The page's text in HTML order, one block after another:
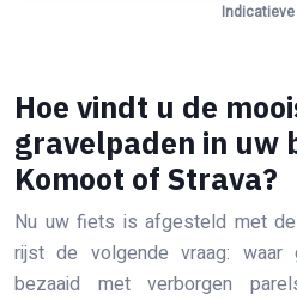
Hoe vindt u de
gravelpaden in uw
Komoot of Strava?
Nu uw fiets is afgesteld met de
rijst de volgende vraag:
bezaaid met verborgen